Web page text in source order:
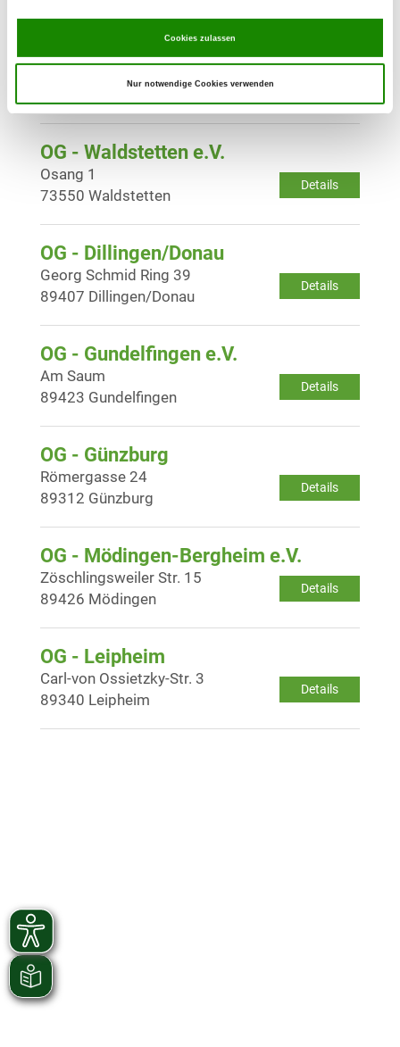
Cookies zulassen
Nur notwendige Cookies verwenden
OG - Süssen und Umgebung e.V.
OG - Waldstetten e.V.
Details
Osang 1
73550 Waldstetten
OG - Dillingen/Donau
Details
Georg Schmid Ring 39
89407 Dillingen/Donau
OG - Gundelfingen e.V.
Details
Am Saum
89423 Gundelfingen
OG - Günzburg
Details
Römergasse 24
89312 Günzburg
OG - Mödingen-Bergheim e.V.
Details
Zöschlingsweiler Str. 15
89426 Mödingen
OG - Leipheim
Details
Carl-von Ossietzky-Str. 3
89340 Leipheim